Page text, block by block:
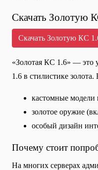
Скачать Золотую
Скачать Золотую КС
«Золотая КС 1.6» — это
1.6 в стилистике
кастомные модели
золотое оружие
особый дизайн
Почему стоит
На многих серверах